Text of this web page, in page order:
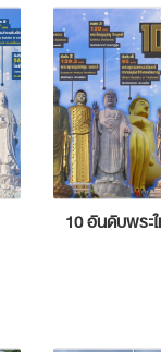
10 อันดับพระ